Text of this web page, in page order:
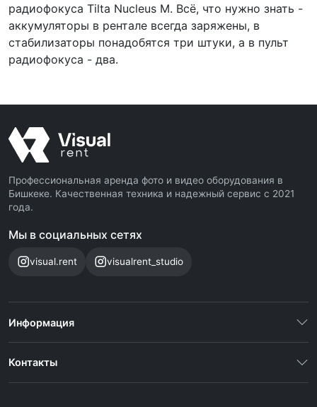
радиофокуса Tilta Nucleus M. Всё, что нужно знать -
аккумуляторы в рентале всегда заряжены, в
стабилизаторы понадобятся три штуки, а в пульт
радиофокуса - два.
Профессиональная аренда фото и видео оборудования в
Бишкеке. Качественная техника и надежный сервис с 2021
года.
Мы в социальных сетях
visual.rent visualrent_studio
Информация
Контакты